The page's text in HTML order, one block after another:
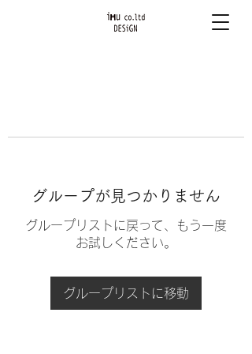
グループが見つかりません
グループリストに戻って、もう一度
お試しください。
グループリストに移動